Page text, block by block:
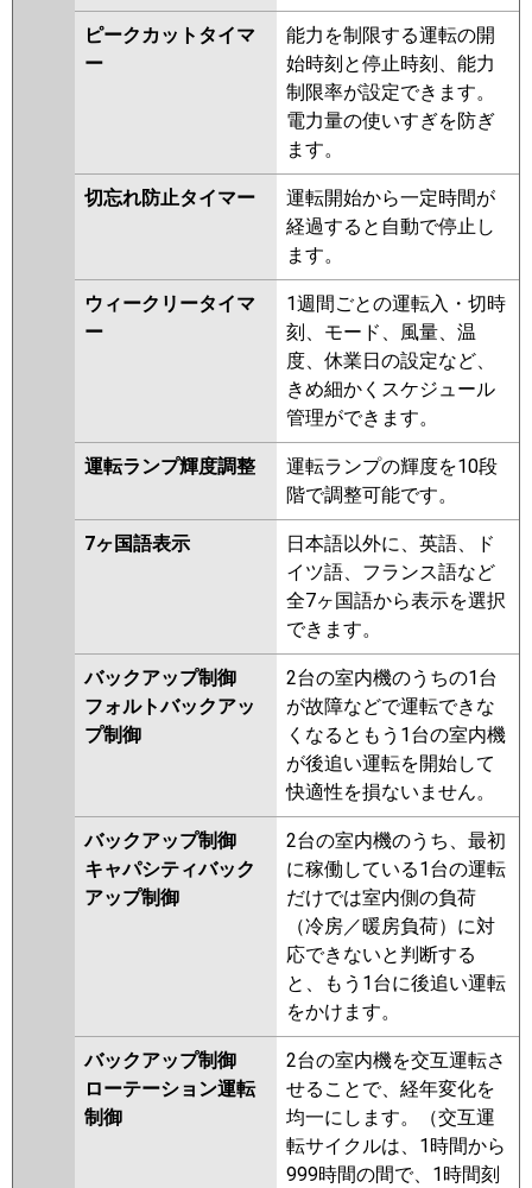
ピークカットタイマ
ー
能力を制限する運転の開
始時刻と停止時刻、能力
制限率が設定できます。
電力量の使いすぎを防ぎ
ます。
切忘れ防止タイマー
運転開始から一定時間が
経過すると自動で停止し
ます。
ウィークリータイマ
ー
1週間ごとの運転入・切時
刻、モード、風量、温
度、休業日の設定など、
きめ細かくスケジュール
管理ができます。
運転ランプ輝度調整
運転ランプの輝度を10段
階で調整可能です。
7ヶ国語表示
日本語以外に、英語、ド
イツ語、フランス語など
全7ヶ国語から表示を選択
できます。
バックアップ制御
フォルトバックアッ
プ制御
2台の室内機のうちの1台
が故障などで運転できな
くなるともう1台の室内機
が後追い運転を開始して
快適性を損ないません。
バックアップ制御
キャパシティバック
アップ制御
2台の室内機のうち、最初
に稼働している1台の運転
だけでは室内側の負荷
（冷房／暖房負荷）に対
応できないと判断する
と、もう1台に後追い運転
をかけます。
バックアップ制御
ローテーション運転
制御
2台の室内機を交互運転さ
せることで、経年変化を
均一にします。（交互運
転サイクルは、1時間から
999時間の間で、1時間刻